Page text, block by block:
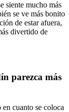
siente mucho más
se ve más bonito
de estar afuera,
divertido de
parezca más
cuanto se coloca